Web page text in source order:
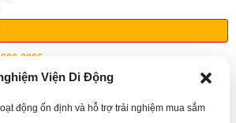
Viện Di Động
động ổn định và hỗ trợ trải nghiệm mua sắm